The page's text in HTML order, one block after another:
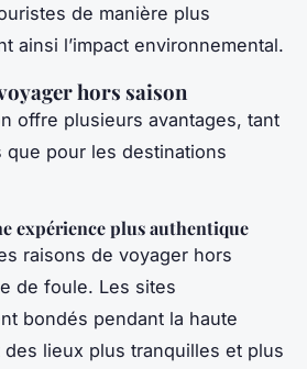
de manière plus
ainsi l’impact environnemental.
hors saison
offre plusieurs avantages, tant
que pour les destinations
expérience plus authentique
raisons de voyager hors
de foule. Les sites
bondés pendant la haute
lieux plus tranquilles et plus